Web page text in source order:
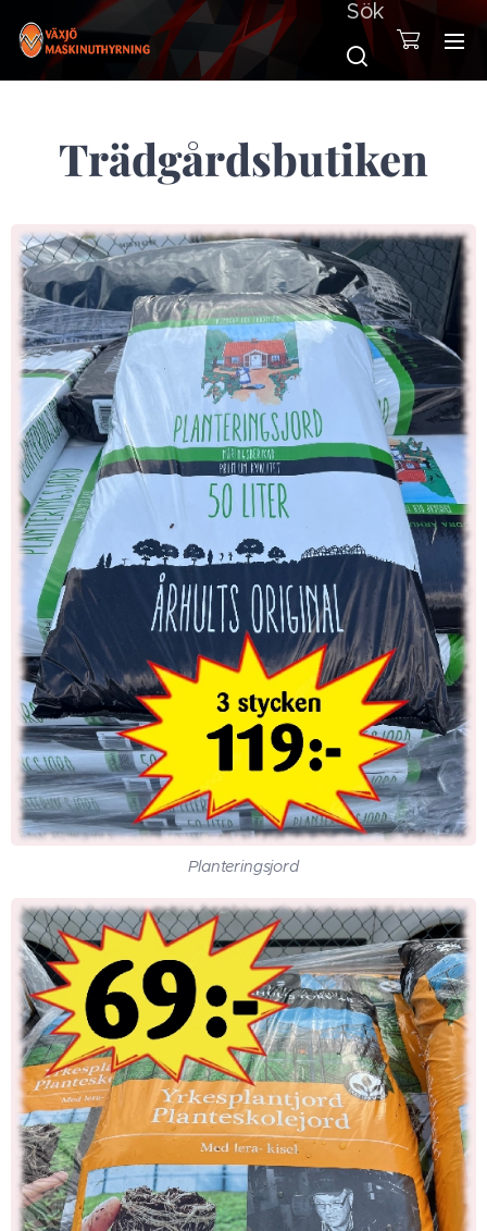
Sök
Trädgårdsbutiken
Planteringsjord